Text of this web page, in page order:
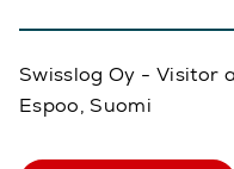
Swisslog Oy - Visitor
Espoo, Suomi